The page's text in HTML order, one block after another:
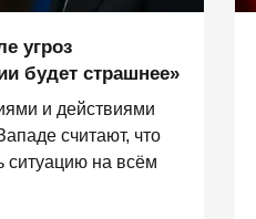
угроз
будет страшнее»
и действиями
считают, что
ситуацию на всём